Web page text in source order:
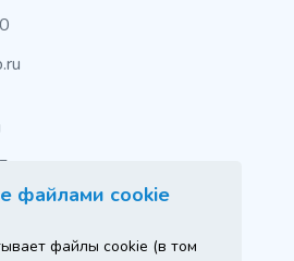
файлами cookie
файлы cookie (в том
товарах носит